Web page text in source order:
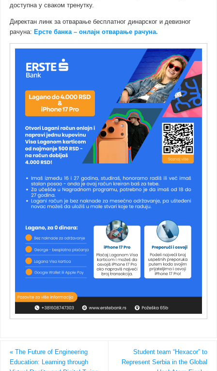
доступна у сваком тренутку.
Директан линк за отварање бесплатног динарског и девизног
рачуна: Ерсте банка – онлајн отварање рачуна.
«The Future of Engineering
Education: Learning through
Student team “Hexacor” to
Represent Serbia in the Global